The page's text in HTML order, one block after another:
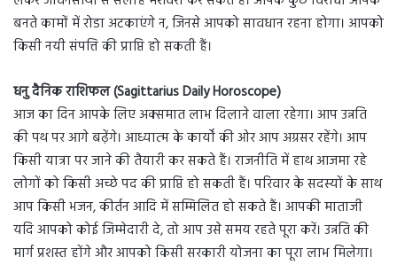
बनते कामों में रोडा अटकाएंगे न, जिनसे आपको सावधान रहना होगा। आपको
किसी नयी संपत्ति की प्राप्ति हो सकती हैं।
धनु दैनिक राशिफल (Sagittarius Daily Horoscope)
आज का दिन आपके लिए अक्समात लाभ दिलाने वाला रहेगा। आप उन्नति
की पथ पर आगे बढ़ेंगे। आध्यात्म के कार्यों की ओर आप अग्रसर रहेंगे। आप
किसी यात्रा पर जाने की तैयारी कर सकते हैं। राजनीति में हाथ आजमा रहे
लोगों को किसी अच्छे पद की प्राप्ति हो सकती हैं। परिवार के सदस्यों के साथ
आप किसी भजन, कीर्तन आदि में सम्मिलित हो सकते हैं। आपकी माताजी
यदि आपको कोई जिम्मेदारी दे, तो आप उसे समय रहते पूरा करें। उन्नति की
मार्ग प्रशस्त होंगे और आपको किसी सरकारी योजना का पूरा लाभ मिलेगा।